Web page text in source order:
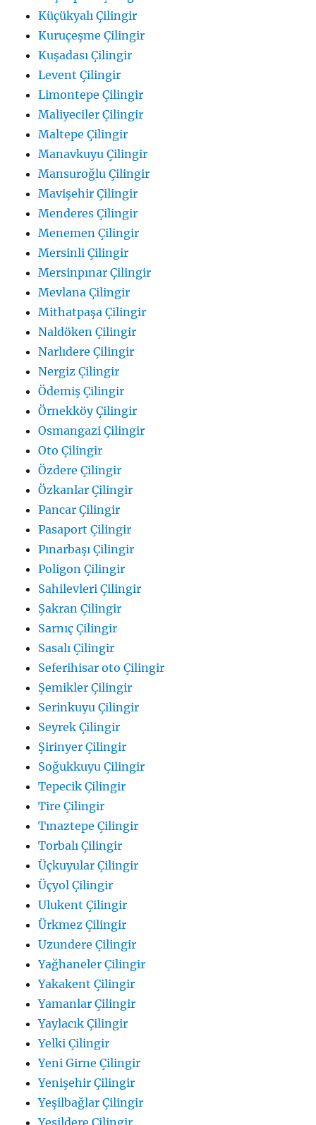
Küçükyalı Çilingir
Kuruçeşme Çilingir
Kuşadası Çilingir
Levent Çilingir
Limontepe Çilingir
Maliyeciler Çilingir
Maltepe Çilingir
Manavkuyu Çilingir
Mansuroğlu Çilingir
Mavişehir Çilingir
Menderes Çilingir
Menemen Çilingir
Mersinli Çilingir
Mersinpınar Çilingir
Mevlana Çilingir
Mithatpaşa Çilingir
Naldöken Çilingir
Narlıdere Çilingir
Nergiz Çilingir
Ödemiş Çilingir
Örnekköy Çilingir
Osmangazi Çilingir
Oto Çilingir
Özdere Çilingir
Özkanlar Çilingir
Pancar Çilingir
Pasaport Çilingir
Pınarbaşı Çilingir
Poligon Çilingir
Sahilevleri Çilingir
Şakran Çilingir
Sarnıç Çilingir
Sasalı Çilingir
Seferihisar oto Çilingir
Şemikler Çilingir
Serinkuyu Çilingir
Seyrek Çilingir
Şirinyer Çilingir
Soğukkuyu Çilingir
Tepecik Çilingir
Tire Çilingir
Tınaztepe Çilingir
Torbalı Çilingir
Üçkuyular Çilingir
Üçyol Çilingir
Ulukent Çilingir
Ürkmez Çilingir
Uzundere Çilingir
Yağhaneler Çilingir
Yakakent Çilingir
Yamanlar Çilingir
Yaylacık Çilingir
Yelki Çilingir
Yeni Girne Çilingir
Yenişehir Çilingir
Yeşilbağlar Çilingir